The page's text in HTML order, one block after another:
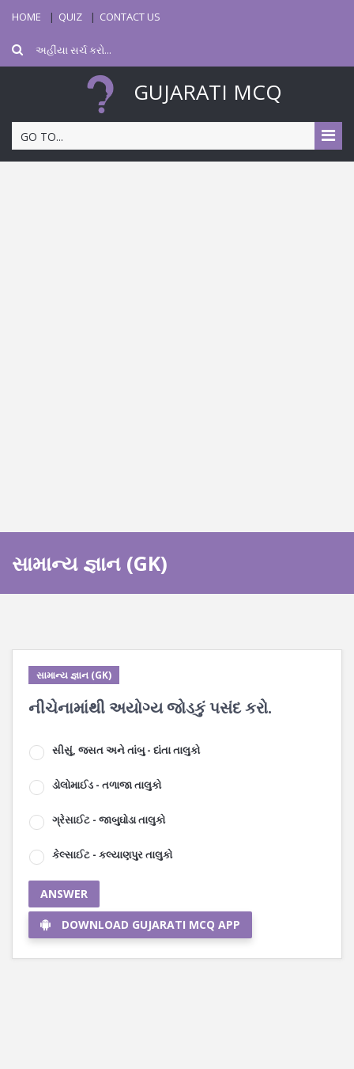
HOME QUIZ CONTACT US
GUJARATI MCQ
GO TO...
સામાન્ય જ્ઞાન (GK)
સામાન્ય જ્ઞાન (GK)
નીચેનામાંથી અયોગ્ય જોડકું પસંદ કરો.
સીસું, જસત અને તાંબુ - દાંતા તાલુકો
ડોલોમાઈડ - તળાજા તાલુકો
ગ્રેસાઈટ - જાબુઘોડા તાલુકો
કેલ્સાઈટ - કલ્યાણપુર તાલુકો
ANSWER
DOWNLOAD GUJARATI MCQ APP